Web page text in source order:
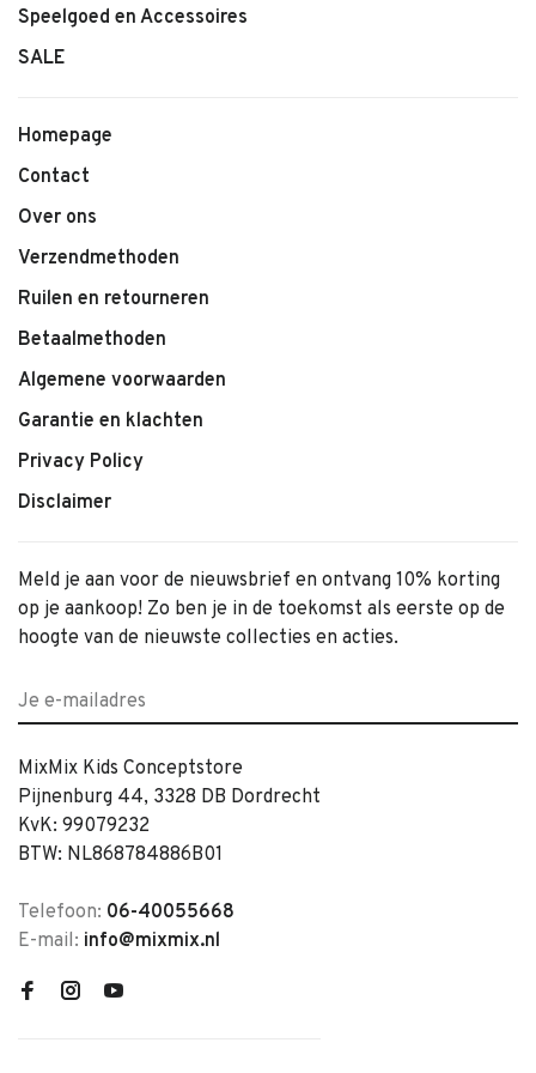
Kenmerken:
• Geweven kinderblouse met ruitpatroon
• Comfortabele pasvorm
• Geschikt voor dagelijks gebruik of nette momenten
• Makkelijk te combineren
Speelgoed en Accessoires
SALE
Homepage
Contact
Over ons
Verzendmethoden
Ruilen en retourneren
Betaalmethoden
Algemene voorwaarden
Garantie en klachten
Privacy Policy
Disclaimer
Meld je aan voor de nieuwsbrief en ontvang 10% korting
op je aankoop! Zo ben je in de toekomst als eerste op de
hoogte van de nieuwste collecties en acties.
MixMix Kids Conceptstore
Pijnenburg 44, 3328 DB Dordrecht
KvK: 99079232
BTW: NL868784886B01
Telefoon: 06-40055668
E-mail: info@mixmix.nl